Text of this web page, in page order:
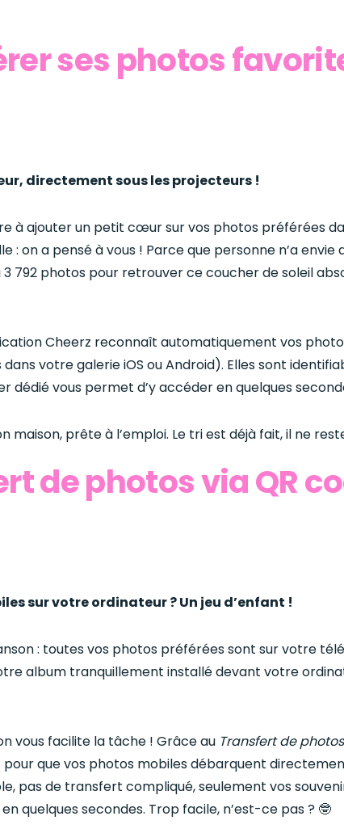
ses photos
directement sous les projecteurs !
à ajouter un petit cœur sur vos photos préférées
: on a pensé à vous ! Parce que personne n’a
3 792 photos pour retrouver ce coucher de soleil
Cheerz reconnaît automatiquement vos
dans votre galerie iOS ou Android). Elles sont
dédié vous permet d’y accéder en quelques
maison, prête à l’emploi. Le tri est déjà fait, il ne
de photos via QR
sur votre ordinateur ? Un jeu d’enfant !
: toutes vos photos préférées sont sur votre
album tranquillement installé devant votre
vous facilite la tâche ! Grâce au Transfert de
pour que vos photos mobiles débarquent
pas de transfert compliqué, seulement vos
quelques secondes. Trop facile, n’est-ce pas ? 🤓